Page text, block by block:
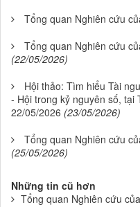
Tổng quan Nghiên cứu
Tổng quan Nghiên cứu
(22/05/2026)
Hội thảo: Tìm hiểu Tài
- Hội trong kỷ nguyên số,
22/05/2026 (23/05/2026)
Tổng quan Nghiên cứu
(25/05/2026)
Những tin cũ hơn
Tổng quan Nghiên cứu